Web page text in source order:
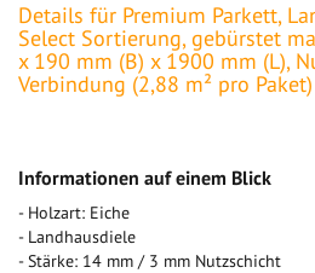
Details für Premium Parkett,
Select Sortierung, gebürstet
x 190 mm (B) x 1900 mm (L),
Verbindung (2,88 m² pro Paket)
Informationen auf einem Blick
- Holzart: Eiche
- Landhausdiele
- Stärke: 14 mm / 3 mm Nutzschicht